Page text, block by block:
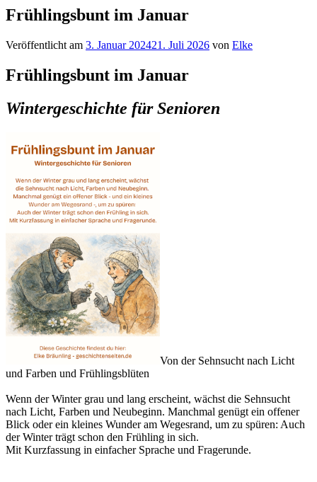
Frühlingsbunt im Januar
Veröffentlicht am 3. Januar 202421. Juli 2026 von Elke
Frühlingsbunt im Januar
Wintergeschichte für Senioren
Von der Sehnsucht nach Licht
und Farben und Frühlingsblüten
Wenn der Winter grau und lang erscheint, wächst die Sehnsucht
nach Licht, Farben und Neubeginn. Manchmal genügt ein offener
Blick oder ein kleines Wunder am Wegesrand, um zu spüren: Auch
der Winter trägt schon den Frühling in sich.
Mit Kurzfassung in einfacher Sprache und Fragerunde.